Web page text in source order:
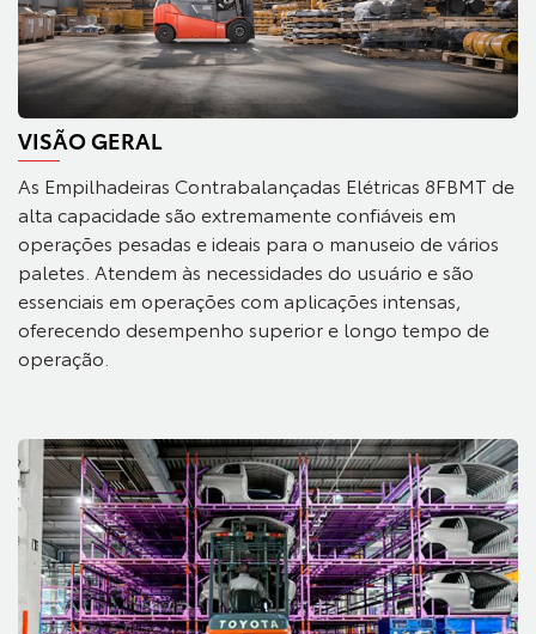
VISÃO GERAL
As Empilhadeiras Contrabalançadas Elétricas 8FBMT de
alta capacidade são extremamente confiáveis em
operações pesadas e ideais para o manuseio de vários
paletes. Atendem às necessidades do usuário e são
essenciais em operações com aplicações intensas,
oferecendo desempenho superior e longo tempo de
operação.